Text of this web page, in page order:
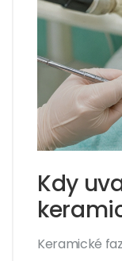
Kdy
Keramické